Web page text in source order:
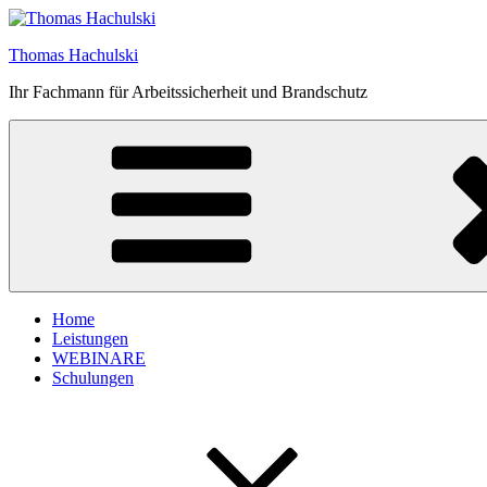
Zum
springen
Thomas Hachulski
Ihr Fachmann für Arbeitssicherheit und Brandschutz
Home
Leistungen
WEBINARE
Schulungen